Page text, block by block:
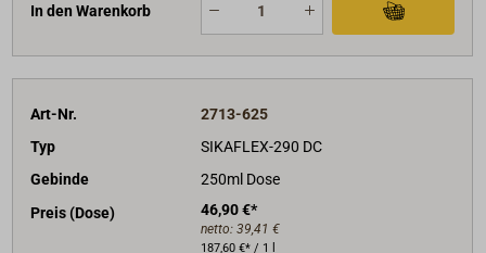
In den Warenkorb
Art-Nr.
2713-625
Typ
SIKAFLEX-290 DC
Gebinde
250ml Dose
Preis (Dose)
46,90 €*
netto: 39,41 €
187,60 €* / 1 l